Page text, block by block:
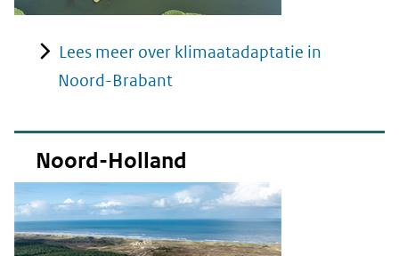
Lees meer over klimaatadaptatie in
Noord-Brabant
Noord-Holland